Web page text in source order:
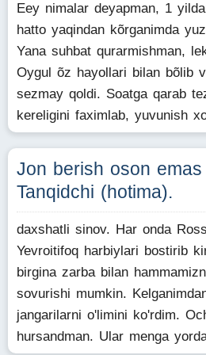
Eey nimalar deyapman, 1
hatto yaqindan kõrganimda
Yana suhbat qurarmishman,
Oygul õz hayollari bilan bõlib
sezmay qoldi. Soatga qarab
kereligini faximlab, yuvunish
Jon berish oson
Tanqidchi (hotima).
daxshatli sinov. Har onda
Yevroitifoq harbiylari bostirib
birgina zarba bilan
sovurishi mumkin.
jangarilarni o'limini ko'rdim.
hursandman. Ular menga